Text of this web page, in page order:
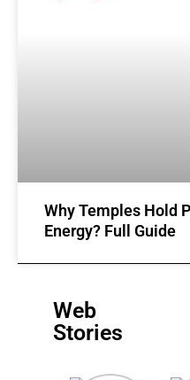
Why Temples Hold
Energy? Full Guide
Web
Stories